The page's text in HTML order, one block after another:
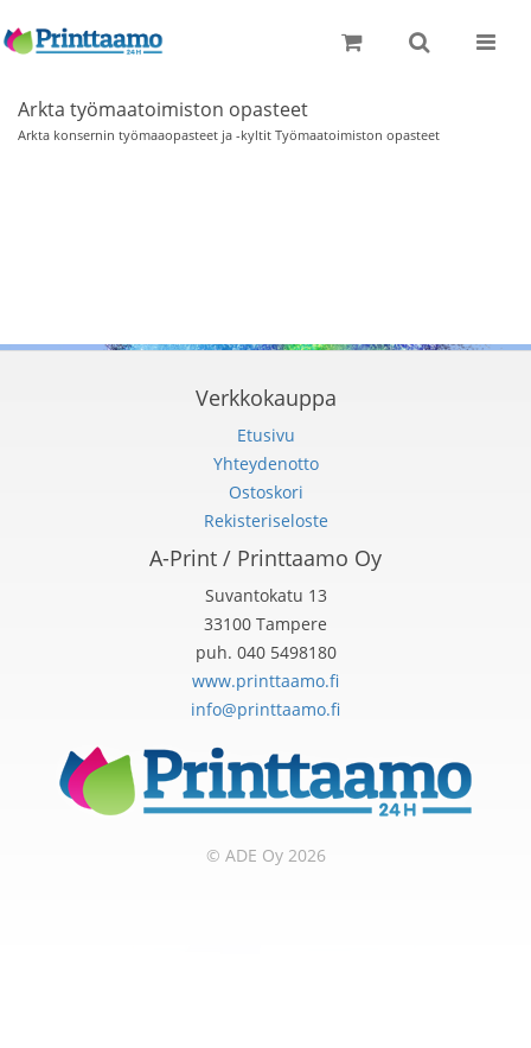
Toggle
Arkta työmaatoimiston opasteet
Arkta konsernin työmaaopasteet ja -kyltit Työmaatoimiston opasteet
Verkkokauppa
Etusivu
Yhteydenotto
Ostoskori
Rekisteriseloste
A-Print / Printtaamo Oy
Suvantokatu 13
33100 Tampere
puh. 040 5498180
www.printtaamo.fi
info@printtaamo.fi
© ADE Oy 2026